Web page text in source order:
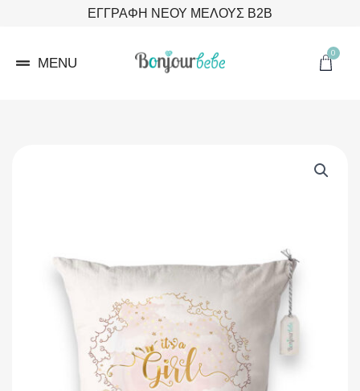
ΕΓΓΡΑΦΗ ΝΕΟΥ ΜΕΛΟΥΣ B2B
MENU
0
Cart